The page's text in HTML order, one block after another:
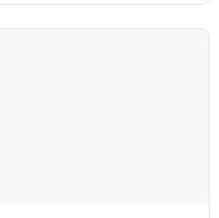
าตัวที่ โรงพยาบาลมหาวิทยาลัยบูรพาต่อไป